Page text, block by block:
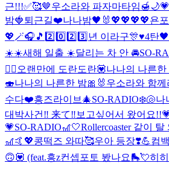
근!!!✅🥰🤎우소라와 파자마타임🍯🌙
밤🍓퇴근길❤️나나밤🖤🐰 💖💖💖💖욘
💖🪄🎧🎵 2️⃣0️⃣2️⃣3️⃣년 이라구🎊♥️4탄
☀️☀️새해 일출 ☀️달리는 차 안 🚘SO-
❤️‍🔥 오랜만에 도란도란💟나나의 나른한
🍣나나의 나른한 밤🎀🐰 우소라와 함께
수다❤️흥즈라이브🎄SO-RADIO❄️🐚나
대박사건‼️ 来て‼️ 보고싶어서 왔어요
💗SO-RADIO🎢🤍Rollercoaster 같이
🎢🤙💖콩떡즈 와따🥰우아 등장❣️💪컴
🙃💟 (feat.흥z컨셉포토 봤나요🛼💘히